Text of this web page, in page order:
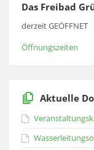
Das Freibad
derzeit GEÖFFNET
Öffnungszeiten
Aktuelle